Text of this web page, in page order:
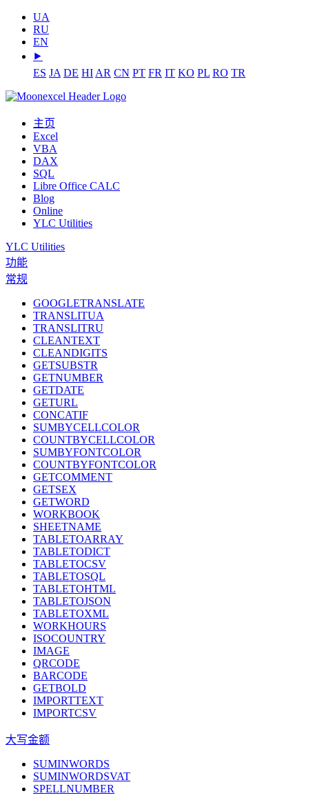
UA
RU
EN
⯈
ES JA DE HI AR CN PT FR IT KO PL RO TR
主页
Excel
VBA
DAX
SQL
Libre Office CALC
Blog
Online
YLC Utilities
YLC Utilities
功能
常规
GOOGLETRANSLATE
TRANSLITUA
TRANSLITRU
CLEANTEXT
CLEANDIGITS
GETSUBSTR
GETNUMBER
GETDATE
GETURL
CONCATIF
SUMBYCELLCOLOR
COUNTBYCELLCOLOR
SUMBYFONTCOLOR
COUNTBYFONTCOLOR
GETCOMMENT
GETSEX
GETWORD
WORKBOOK
SHEETNAME
TABLETOARRAY
TABLETODICT
TABLETOCSV
TABLETOSQL
TABLETOHTML
TABLETOJSON
TABLETOXML
WORKHOURS
ISOCOUNTRY
IMAGE
QRCODE
BARCODE
GETBOLD
IMPORTTEXT
IMPORTCSV
大写金额
SUMINWORDS
SUMINWORDSVAT
SPELLNUMBER